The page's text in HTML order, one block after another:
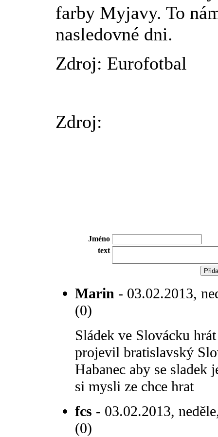
farby Myjavy. To
nasledovné dni.
Zdroj: Eurofotbal
Zdroj:
Jméno
text
Marin - 03.02.2013,
(0)
Sládek ve Slovácku
projevil bratislavský
Habanec aby se sladek
si mysli ze chce hrat
fcs - 03.02.2013,
(0)